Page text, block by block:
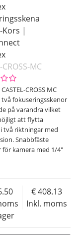
Kors |
CROSS-MC
CROSS MC
två fokuseringsskenor
på varandra vilket
att flytta
två riktningar med
Snabbfäste
för kamera med 1/4"
Inkl. moms
408.13